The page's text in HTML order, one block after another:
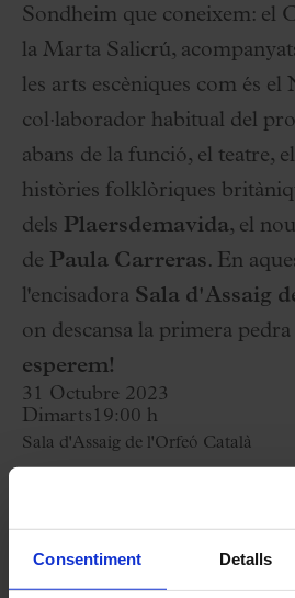
Consentiment Detalls
Sondheim que coneixem: el
la Marta Salicrú,
les arts escèniques com és
col·laborador habitual del
abans de la funció, el teatre,
històries folklòriques
dels Plaersdemavida, el
de Paula Carreras. En
l'encisadora Sala d'Assaig
on descansa la primera
esperem!
31 Octubre 2023
Dimarts 19:00 h
Sala d'Assaig de l'Orfeó Català
Fundació Orfeó
Música i Primavera Sound